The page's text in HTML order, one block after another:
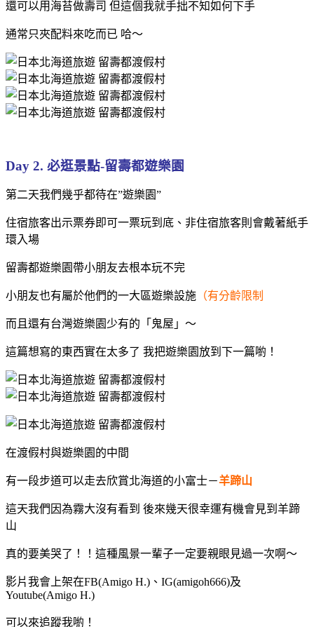
還可以用海苔做壽司 但這個我就手拙不知如何下手
通常只夾配料來吃而已 哈～
Day 2. 必逛景點-留壽都遊樂園
第二天我們幾乎都待在”遊樂園”
住宿旅客出示票券即可一票玩到底、非住宿旅客則會戴著紙手
環入場
留壽都遊樂園帶小朋友去根本玩不完
小朋友也有屬於他們的一大區遊樂設施 （有分齡限制
而且還有台灣遊樂園少有的「鬼屋」～
這篇想寫的東西實在太多了 我把遊樂園放到下一篇喲！
在渡假村與遊樂園的中間
有一段步道可以走去欣賞北海道的小富士－羊蹄山
這天我們因為霧大沒有看到 後來幾天很幸運有機會見到羊蹄
山
真的要美哭了！！這種風景一輩子一定要親眼見過一次啊～
影片我會上架在FB(Amigo H.)、IG(amigoh666)及
Youtube(Amigo H.)
可以來追蹤我喲！